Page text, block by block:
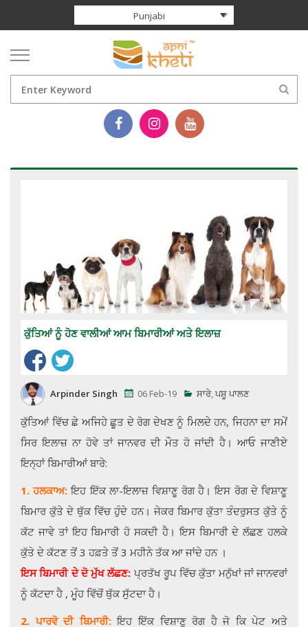
Punjabi
ਕੁੱਤਿਆਂ ਨੂੰ ਹੋਣ ਵਾਲੀਆਂ ਆਮ ਬਿਮਾਰੀਆਂ ਅਤੇ ਇਲਾਜ਼
Arpinder Singh 06 Feb-19 ਸਾਰੇ,ਪਸ਼ੂ ਪਾਲਣ
ਕੁੱਤਿਆਂ ਵਿੱਚ ਛੇ ਅਜਿਹੇ ਛੂਤ ਦੇ ਰੋਗ ਦੇਖਣ ਨੂੰ ਮਿਲਦੇ ਹਨ, ਜਿਹਨਾ ਦਾ ਸਮੇਂ
ਸਿਰ ਇਲਾਜ਼ ਨਾ ਹੋਵੇ ਤਾਂ ਜਾਨਵਰ ਦੀ ਮੌਤ ਹੋ ਜਾਂਦੀ ਹੈ। ਆਓ ਜਾਣੀਏ
ਇਨ੍ਹਾਂ ਬਿਮਾਰੀਆਂ ਬਾਰੇ:
1. ਹਲਕਾਅ: ਇਹ ਇੱਕ ਲਾ-ਇਲਾਜ਼ ਵਿਸ਼ਾਣੂ ਰੋਗ ਹੈ। ਇਸ ਰੋਗ ਦੇ ਵਿਸ਼ਾਣੂ
ਬਿਮਾਰ ਕੁੱਤੇ ਦੇ ਥੁੱਕ ਵਿੱਚ ਹੁੰਦੇ ਹਨ। ਜੇਕਰ ਬਿਮਾਰ ਕੁੱਤਾ ਤੰਦਰੁਸਤ ਕੁੱਤੇ ਨੂੰ
ਕੱਟ ਜਾਵੇ ਤਾਂ ਇਹ ਬਿਮਾਰੀ ਹੋ ਸਕਦੀ ਹੈ। ਇਸ ਬਿਮਾਰੀ ਦੇ ਲੱਛਣ ਹਲਕੇ
ਕੁੱਤੇ ਦੇ ਕੱਟਣ ਤੋਂ 3 ਹਫ਼ਤੇ ਤੋਂ 3 ਮਹੀਨੇ ਤੱਕ ਆ ਜਾਂਦੇ ਹਨ ।
ਇਸ ਬਿਮਾਰੀ ਦੇ ਦੋ ਮੁੱਖ ਲੱਛਣ: ਪ੍ਰਤੱਖ ਰੂਪ ਵਿੱਚ ਕੁੱਤਾ ਮਨੁੱਖਾਂ ਜਾਂ ਜਾਨਵਰਾਂ
ਨੂੰ ਕੱਟਦਾ ਹੈ , ਮੂੰਹ ਵਿੱਚੋਂ ਥੁੱਕ ਸੁੱਟਦਾ ਹੈ।
2. ਪਾਰਵੋ ਦੀ ਬਿਮਾਰੀ: ਇਹ ਇੱਕ ਵਿਸ਼ਾਣੂ ਰੋਗ ਹੈ ਜੋ ਕਿ ਪੇਟ ਅਤੇ